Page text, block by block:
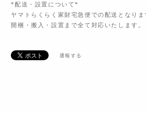
*配送・設置について*
ヤマトらくらく家財宅急便での配送となりま
開梱・搬入・設置まで全て対応いたします。
通報する